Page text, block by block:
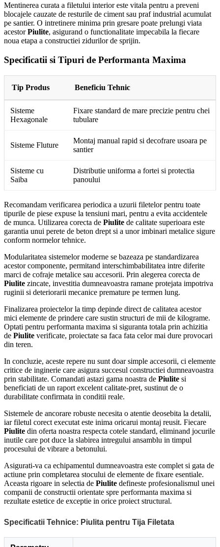
Mentinerea curata a filetului interior este vitala pentru a preveni
blocajele cauzate de resturile de ciment sau praf industrial acumulat
pe santier. O intretinere minima prin gresare poate prelungi viata
acestorPiulite, asigurand o functionalitate impecabila la fiecare
noua etapa a constructiei zidurilor de sprijin.
Specificatii si Tipuri de Performanta Maxima
Tip Produs Beneficiu Tehnic
Sisteme
Hexagonale
Fixare standard de mare precizie pentru chei
tubulare
Sisteme Fluture
Montaj manual rapid si decofrare usoara pe
santier
Sisteme cu
Saiba
Distributie uniforma a fortei si protectia
panoului
Recomandam verificarea periodica a uzurii filetelor pentru toate
tipurile de piese expuse la tensiuni mari, pentru a evita accidentele
de munca. Utilizarea corecta de Piulite de calitate superioara este
garantia unui perete de beton drept si a unor imbinari metalice sigure
conform normelor tehnice.
Modularitatea sistemelor moderne se bazeaza pe standardizarea
acestor componente, permitand interschimbabilitatea intre diferite
marci de cofraje metalice sau accesorii. Prin alegerea corecta de
Piulite zincate, investitia dumneavoastra ramane protejata impotriva
ruginii si deteriorarii mecanice premature pe termen lung.
Finalizarea proiectelor la timp depinde direct de calitatea acestor
mici elemente de prindere care sustin structuri de mii de kilograme.
Optati pentru performanta maxima si siguranta totala prin achizitia
de Piulite verificate, proiectate sa faca fata celor mai dure provocari
din teren.
In concluzie, aceste repere nu sunt doar simple accesorii, ci elemente
critice de inginerie care asigura succesul constructiei dumneavoastra
prin stabilitate. Comandati astazi gama noastra de Piulite si
beneficiati de un raport excelent calitate-pret, sustinut de o
durabilitate confirmata in conditii reale.
Sistemele de ancorare robuste necesita o atentie deosebita la detalii,
iar filetul corect executat este inima oricarui montaj reusit. Fiecare
Piulite din oferta noastra respecta cotele standard, eliminand jocurile
inutile care pot duce la slabirea intregului ansamblu in timpul
procesului de vibrare a betonului.
Asigurati-va ca echipamentul dumneavoastra este complet si gata de
actiune prin completarea stocului de elemente de fixare esentiale.
Aceasta rigoare in selectia de Piulite defineste profesionalismul unei
companii de constructii orientate spre performanta maxima si
rezultate estetice de exceptie in orice proiect structural.
Specificatii Tehnice: Piulita pentru Tija Filetata